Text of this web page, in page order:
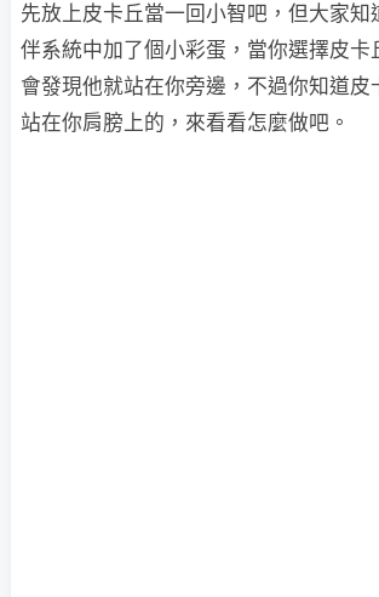
先放上皮卡丘當一回小智吧，但大家知
伴系統中加了個小彩蛋，當你選擇皮卡
會發現他就站在你旁邊，不過你知道皮
站在你肩膀上的，來看看怎麼做吧。